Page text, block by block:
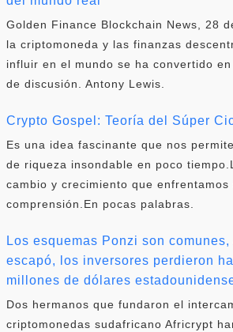
Golden Finance Blockchain News, 28
la criptomoneda y las finanzas
influir en el mundo se ha convertido
de discusión. Antony Lewis.
Crypto Gospel: Teoría del Súper
Es una idea fascinante que nos
de riqueza insondable en poco
cambio y crecimiento que
comprensión.En pocas palabras.
Los esquemas Ponzi son
escapó, los inversores perdieron
millones de dólares
Dos hermanos que fundaron el
criptomonedas sudafricano Africrypt